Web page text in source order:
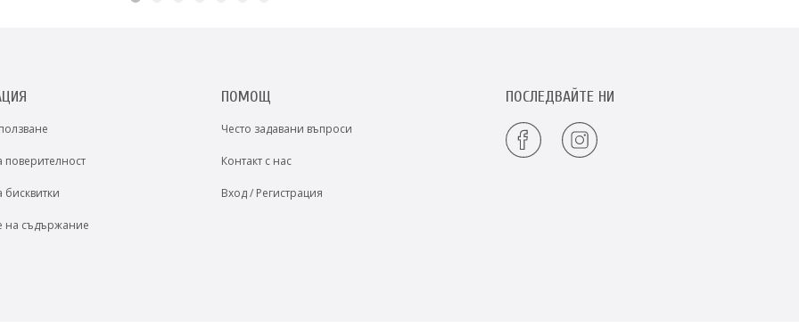
поверителност
бисквитки
на съдържание
ПОМОЩ
Често задавани въпроси
Контакт с нас
Вход / Регистрация
ПОСЛЕДВАЙТЕ НИ